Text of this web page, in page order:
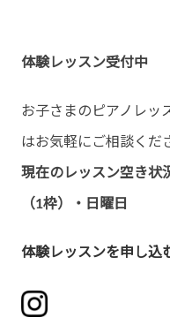
体験レッスン受付中
お子さまのピアノレッ
はお気軽にご相談くだ
現在のレッスン空き状
（1枠）・日曜日
体験レッスンを申し込